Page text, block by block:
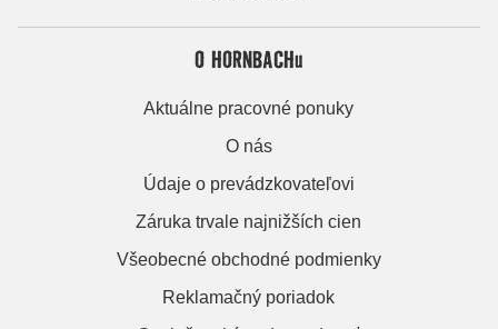
O HORNBACHu
Aktuálne pracovné ponuky
O nás
Údaje o prevádzkovateľovi
Záruka trvale najnižších cien
Všeobecné obchodné podmienky
Reklamačný poriadok